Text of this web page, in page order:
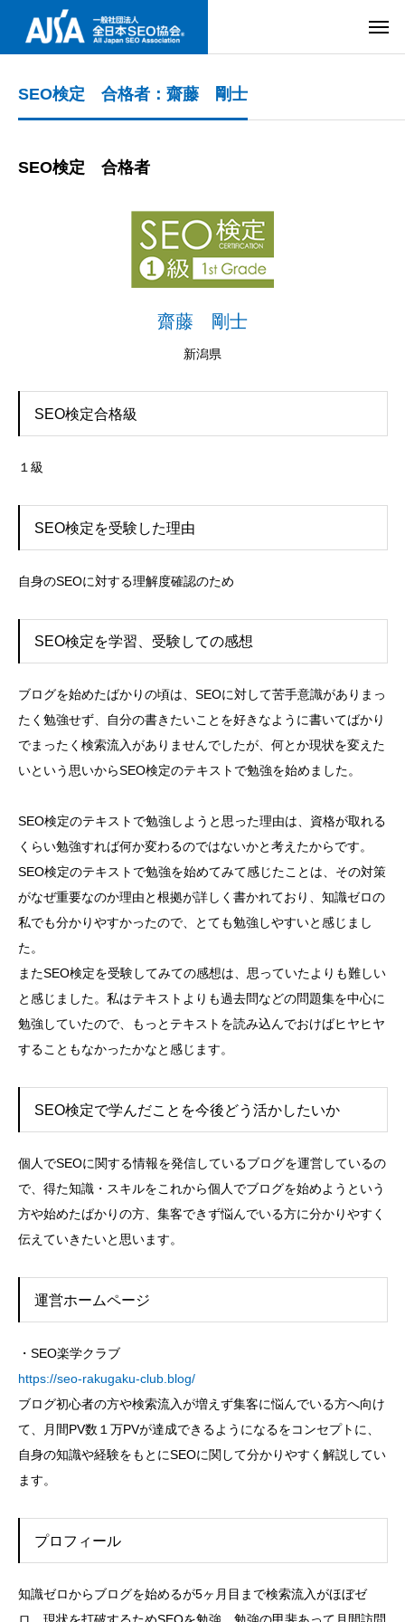
SEO検定 合格者：齋藤 剛士
SEO検定 合格者
齋藤 剛士
新潟県
SEO検定合格級
１級
SEO検定を受験した理由
自身のSEOに対する理解度確認のため
SEO検定を学習、受験しての感想
ブログを始めたばかりの頃は、SEOに対して苦手意識がありまっ
たく勉強せず、自分の書きたいことを好きなように書いてばかり
でまったく検索流入がありませんでしたが、何とか現状を変えた
いという思いからSEO検定のテキストで勉強を始めました。
SEO検定のテキストで勉強しようと思った理由は、資格が取れる
くらい勉強すれば何か変わるのではないかと考えたからです。
SEO検定のテキストで勉強を始めてみて感じたことは、その対策
がなぜ重要なのか理由と根拠が詳しく書かれており、知識ゼロの
私でも分かりやすかったので、とても勉強しやすいと感じまし
た。
またSEO検定を受験してみての感想は、思っていたよりも難しい
と感じました。私はテキストよりも過去問などの問題集を中心に
勉強していたので、もっとテキストを読み込んでおけばヒヤヒヤ
することもなかったかなと感じます。
SEO検定で学んだことを今後どう活かしたいか
個人でSEOに関する情報を発信しているブログを運営しているの
で、得た知識・スキルをこれから個人でブログを始めようという
方や始めたばかりの方、集客できず悩んでいる方に分かりやすく
伝えていきたいと思います。
運営ホームページ
・SEO楽学クラブ
https://seo-rakugaku-club.blog/
ブログ初心者の方や検索流入が増えず集客に悩んでいる方へ向け
て、月間PV数１万PVが達成できるようになるをコンセプトに、
自身の知識や経験をもとにSEOに関して分かりやすく解説してい
ます。
プロフィール
知識ゼロからブログを始めるが5ヶ月目まで検索流入がほぼゼ
ロ。現状を打破するためSEOを勉強。勉強の甲斐あって月間訪問